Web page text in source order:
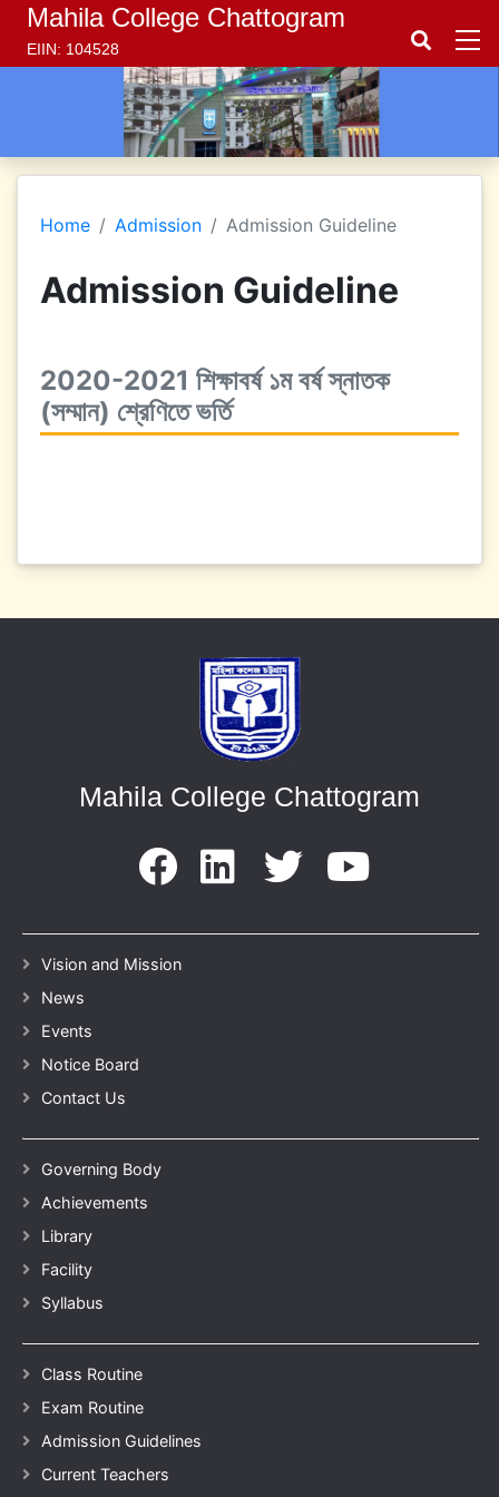
Mahila College Chattogram
EIIN: 104528
Home Admission Admission Guideline
Admission Guideline
2020-2021 শিক্ষাবর্ষ ১ম বর্ষ স্নাতক
(সম্মান) শ্রেণিতে ভর্তি
Mahila College Chattogram
Vision and Mission
News
Events
Notice Board
Contact Us
Governing Body
Achievements
Library
Facility
Syllabus
Class Routine
Exam Routine
Admission Guidelines
Current Teachers